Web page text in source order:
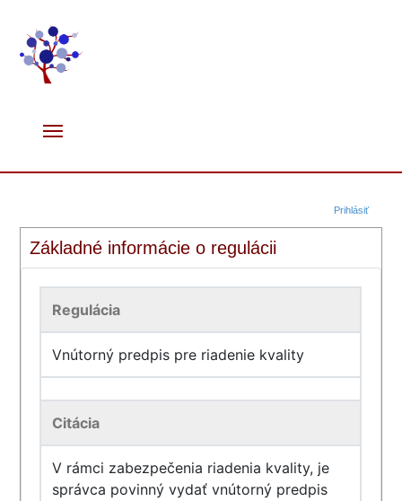
Prihlásiť
Základné informácie o regulácii
Regulácia
Vnútorný predpis pre riadenie kvality
Citácia
V rámci zabezpečenia riadenia kvality, je
správca povinný vydať vnútorný predpis